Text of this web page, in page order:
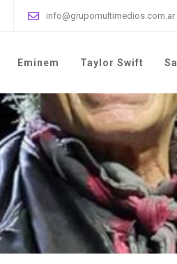
info@grupomultimedios.com.ar
Eminem Taylor Swift